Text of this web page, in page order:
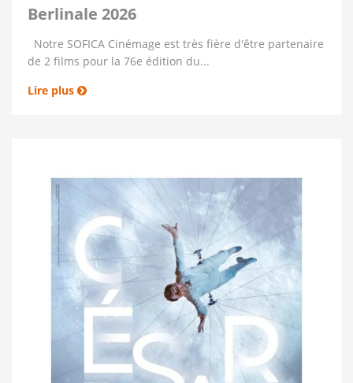
Berlinale 2026
Notre SOFICA Cinémage est très fière d'être partenaire
de 2 films pour la 76e édition du...
Lire plus